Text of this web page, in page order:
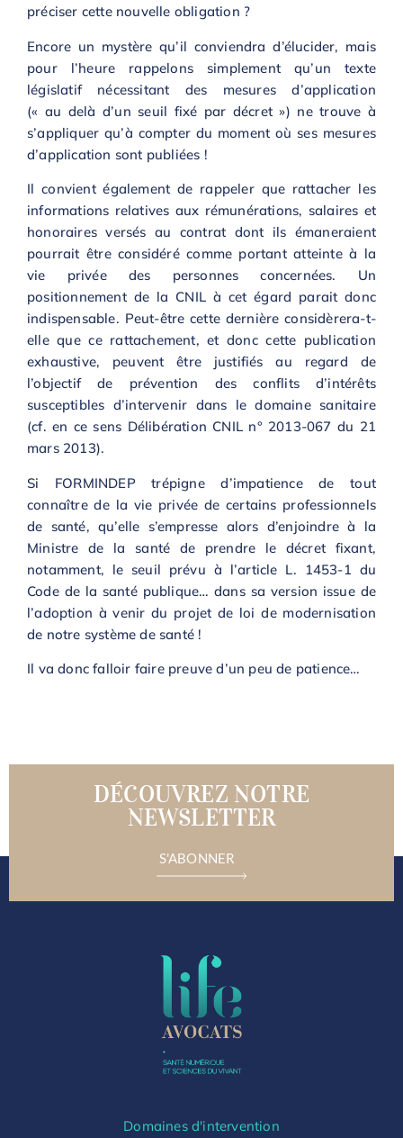
préciser cette nouvelle obligation ?
Encore un mystère qu’il conviendra d’élucider, mais
pour l’heure rappelons simplement qu’un texte
législatif nécessitant des mesures d’application
(« au delà d’un seuil fixé par décret ») ne trouve à
s’appliquer qu’à compter du moment où ses mesures
d’application sont publiées !
Il convient également de rappeler que rattacher les
informations relatives aux rémunérations, salaires et
honoraires versés au contrat dont ils émaneraient
pourrait être considéré comme portant atteinte à la
vie privée des personnes concernées. Un
positionnement de la CNIL à cet égard parait donc
indispensable. Peut-être cette dernière considèrera-t-
elle que ce rattachement, et donc cette publication
exhaustive, peuvent être justifiés au regard de
l’objectif de prévention des conflits d’intérêts
susceptibles d’intervenir dans le domaine sanitaire
(cf. en ce sens Délibération CNIL n° 2013-067 du 21
mars 2013).
Si FORMINDEP trépigne d’impatience de tout
connaître de la vie privée de certains professionnels
de santé, qu’elle s’empresse alors d’enjoindre à la
Ministre de la santé de prendre le décret fixant,
notamment, le seuil prévu à l’article L. 1453-1 du
Code de la santé publique… dans sa version issue de
l’adoption à venir du projet de loi de modernisation
de notre système de santé !
Il va donc falloir faire preuve d’un peu de patience…
DÉCOUVREZ NOTRE
NEWSLETTER
S'ABONNER
Domaines d'intervention